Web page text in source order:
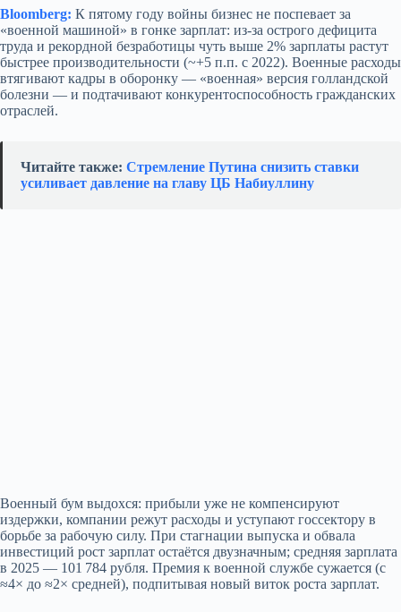
Bloomberg: К пятому году войны бизнес не поспевает за
«военной машиной» в гонке зарплат: из‑за острого дефицита
труда и рекордной безработицы чуть выше 2% зарплаты растут
быстрее производительности (~+5 п.п. с 2022). Военные расходы
втягивают кадры в оборонку — «военная» версия голландской
болезни — и подтачивают конкурентоспособность гражданских
отраслей.
Читайте также: Стремление Путина снизить ставки
усиливает давление на главу ЦБ Набиуллину
Военный бум выдохся: прибыли уже не компенсируют
издержки, компании режут расходы и уступают госсектору в
борьбе за рабочую силу. При стагнации выпуска и обвала
инвестиций рост зарплат остаётся двузначным; средняя зарплата
в 2025 — 101 784 рубля. Премия к военной службе сужается (с
≈4× до ≈2× средней), подпитывая новый виток роста зарплат.